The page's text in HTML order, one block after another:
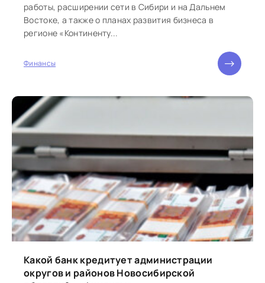
работы, расширении сети в Сибири и на Дальнем
Востоке, а также о планах развития бизнеса в
регионе «Континенту...
Финансы
Какой банк кредитует администрации
округов и районов Новосибирской